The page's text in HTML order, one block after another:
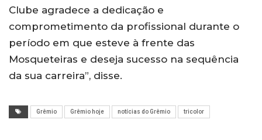
Clube agradece a dedicação e
comprometimento da profissional durante o
período em que esteve à frente das
Mosqueteiras e deseja sucesso na sequência
da sua carreira”, disse.
Grêmio Grêmio hoje notícias do Grêmio tricolor